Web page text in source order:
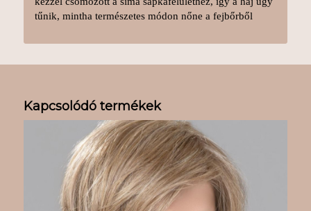
tűnik, mintha természetes módon nőne a fejbőrből
Kapcsolódó termékek